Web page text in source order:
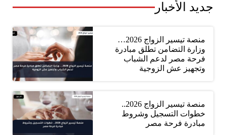
جديد الأخبار
منصة تيسير الزواج 2026…
وزارة التضامن تطلق مبادرة
فرحة مصر لدعم الشباب
وتجهيز عش الزوجية
منصة تيسير الزواج 2026..
خطوات التسجيل وشروط
مبادرة فرحة مصر